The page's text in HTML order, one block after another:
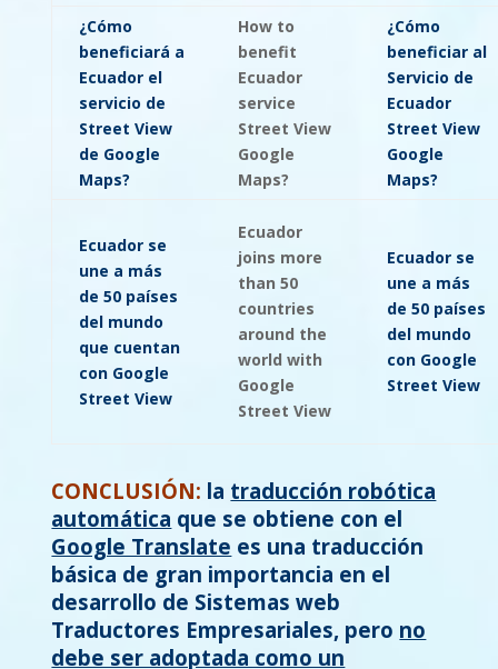
¿Cómo
beneficiará a
Ecuador el
servicio de
Street View
de Google
Maps?
How to
benefit
Ecuador
service
Street View
Google
Maps?
¿Cómo
beneficiar al
Servicio de
Ecuador
Street View
Google
Maps?
Ecuador se
une a más
de 50 países
del mundo
que cuentan
con Google
Street View
Ecuador
joins more
than 50
countries
around the
world with
Google
Street View
Ecuador se
une a más
de 50 países
del mundo
con Google
Street View
CONCLUSIÓN: la traducción robótica
automática que se obtiene con el
Google Translate es una traducción
básica de gran importancia en el
desarrollo de Sistemas web
Traductores Empresariales, pero no
debe ser adoptada como un